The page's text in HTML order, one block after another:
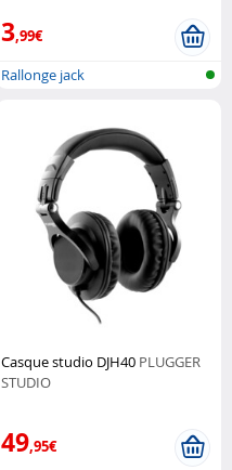
3,99€
Rallonge jack
Casque studio DJH40 PLUGGER
STUDIO
49,95€